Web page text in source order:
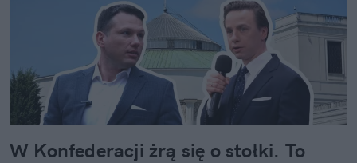
W Konfederacji żrą się o stołki. To